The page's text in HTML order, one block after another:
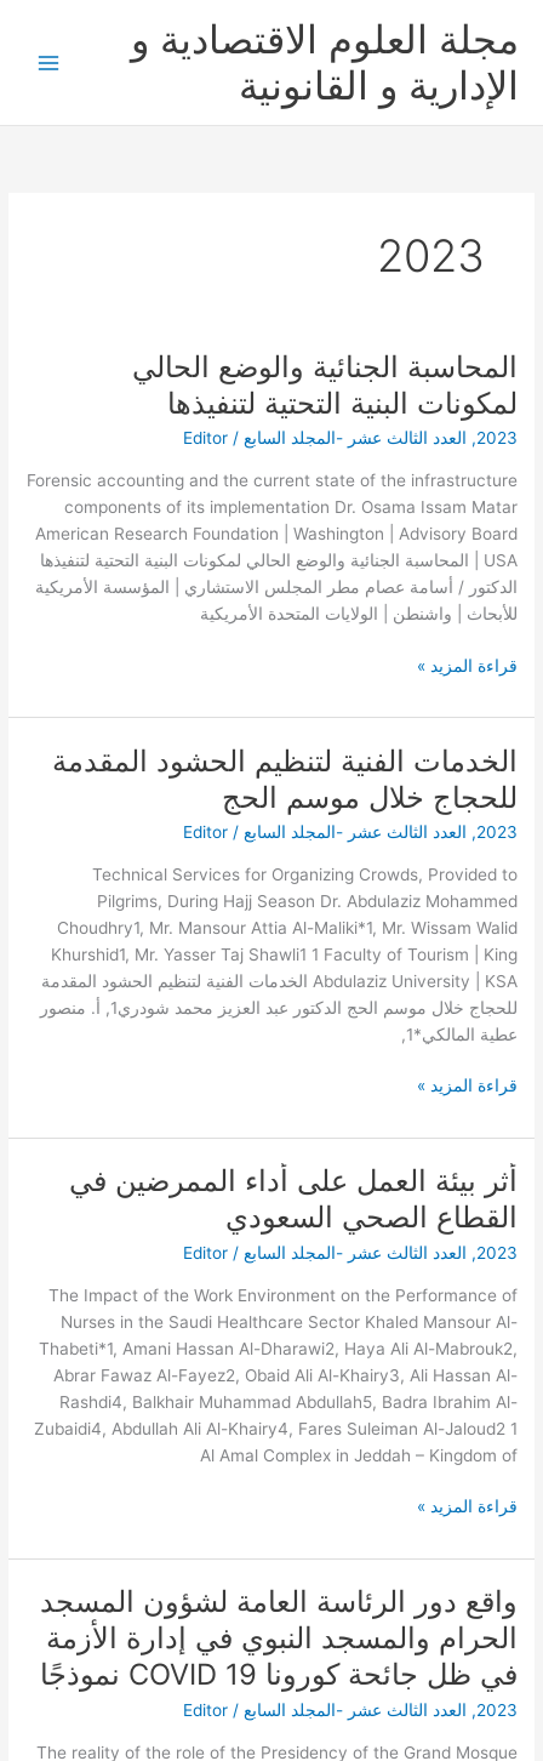
المحتوى
مجلة العلوم الاقتصادية و
الإدارية و القانونية
2023
المحاسبة الجنائية والوضع الحالي
لمكونات البنية التحتية لتنفيذها
2023
, العدد الثالث عشر -المجلد السابع /
Editor
Forensic accounting and the current state of the infrastructure
components of its implementation Dr. Osama Issam Matar
Advisory Board‎ | ‏‎American Research Foundation | Washington
| USA المحاسبة الجنائية والوضع الحالي لمكونات البنية التحتية لتنفيذها
الدكتور / أسامة عصام مطر المجلس الاستشاري | المؤسسة الأمريكية
للأبحاث | واشنطن | الولايات المتحدة الأمريكية
المحاسبة
الجنائية
والوضع
الحالي
لتنفيذها
قراءة المزيد »
الخدمات الفنية لتنظيم الحشود المقدمة
للحجاج خلال موسم الحج
2023
, العدد الثالث عشر -المجلد السابع /
Editor
Technical Services for Organizing Crowds, Provided to
Pilgrims, During Hajj Season Dr. Abdulaziz Mohammed
Choudhry1, Mr. Mansour Attia Al-Maliki*1, Mr. Wissam Walid
Khurshid1, Mr. Yasser Taj Shawli1 1 Faculty of Tourism | King
Abdulaziz University | KSA الخدمات الفنية لتنظيم الحشود المقدمة
للحجاج خلال موسم الحج الدكتور عبد العزيز محمد شودري1, أ. منصور
عطية المالكي*1,
الخدمات
الفنية
لتنظيم
الحشود
موسم
الحج
قراءة المزيد »
أثر بيئة العمل على أداء الممرضين في
القطاع الصحي السعودي
2023
, العدد الثالث عشر -المجلد السابع /
Editor
The Impact of the Work Environment on the Performance of
Nurses in the Saudi Healthcare Sector Khaled Mansour Al-
Thabeti*1, Amani Hassan Al-Dharawi2, Haya Ali Al-Mabrouk2,
Abrar Fawaz Al-Fayez2, Obaid Ali Al-Khairy3, Ali Hassan Al-
Rashdi4, Balkhair Muhammad Abdullah5, Badra Ibrahim Al-
Zubaidi4, Abdullah Ali Al-Khairy4, Fares Suleiman Al-Jaloud2 1
Al Amal Complex in Jeddah – Kingdom of
أثر
بيئة
العمل
على
القطاع
قراءة المزيد »
واقع دور الرئاسة العامة لشؤون المسجد
الحرام والمسجد النبوي في إدارة الأزمة
في ظل جائحة كورونا COVID 19 نموذجًا
2023
, العدد الثالث عشر -المجلد السابع /
Editor
The reality of the role of the Presidency of the Grand Mosque
واقع
دور
الرئاسة
العامة
لشؤون
الحرام